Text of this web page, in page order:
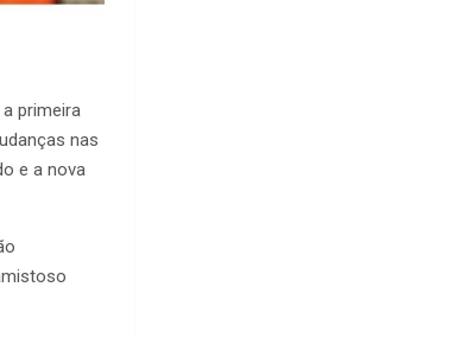
primeira
nas
e a nova